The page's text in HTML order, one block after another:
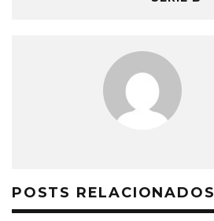
POSTS RELACIONADOS